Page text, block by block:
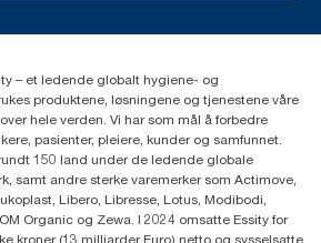
6
– et ledende globalt hygiene- og
produktene, løsningene og tjenestene våre
hele verden. Vi har som mål å forbedre
pasienter, pleiere, kunder og samfunnet.
150 land under de ledende globale
samt andre sterke varemerker som Actimove,
Libero, Libresse, Lotus, Modibodi,
Organic og Zewa. I 2024 omsatte Essity for
kroner (13 milliarder Euro) netto og sysselsatte